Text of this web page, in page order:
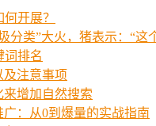
开展？
分类”大火，猪表示：“这
词排名
注意事项
增加自然搜索
：从0到爆量的实战指南